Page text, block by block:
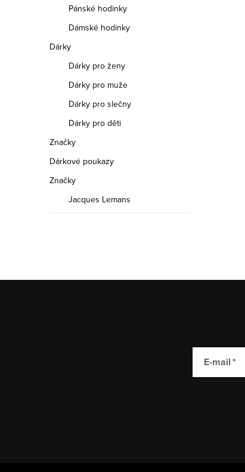
Pánské hodinky
Dámské hodinky
Dárky
Dárky pro ženy
Dárky pro muže
Dárky pro slečny
Dárky pro děti
Značky
Dárkové poukazy
Značky
Jacques Lemans
E-mail